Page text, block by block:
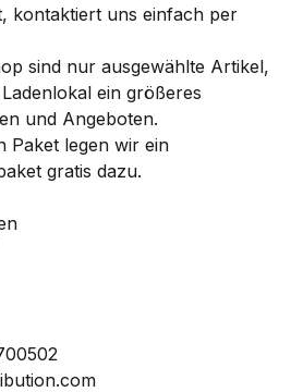
kontaktiert uns einfach per
sind nur ausgewählte Artikel,
ein größeres
und Angeboten.
Paket legen wir ein
gratis dazu.